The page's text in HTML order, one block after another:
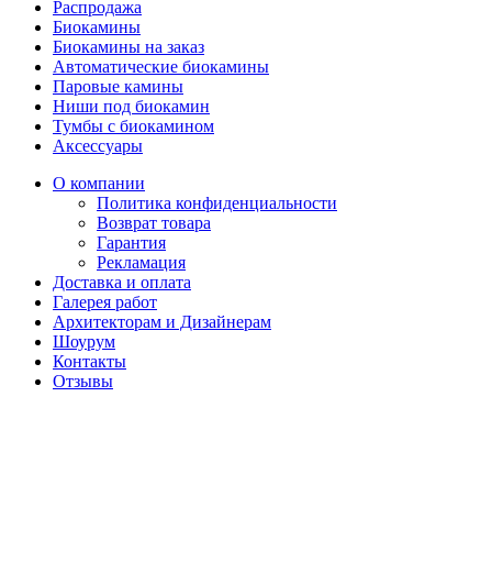
Распродажа
Биокамины
Биокамины на заказ
Автоматические биокамины
Паровые камины
Ниши под биокамин
Тумбы с биокамином
Аксессуары
О компании
Политика конфиденциальности
Возврат товара
Гарантия
Рекламация
Доставка и оплата
Галерея работ
Архитекторам и Дизайнерам
Шоурум
Контакты
Отзывы